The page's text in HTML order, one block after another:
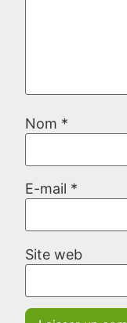
Nom *
E-mail *
Site web